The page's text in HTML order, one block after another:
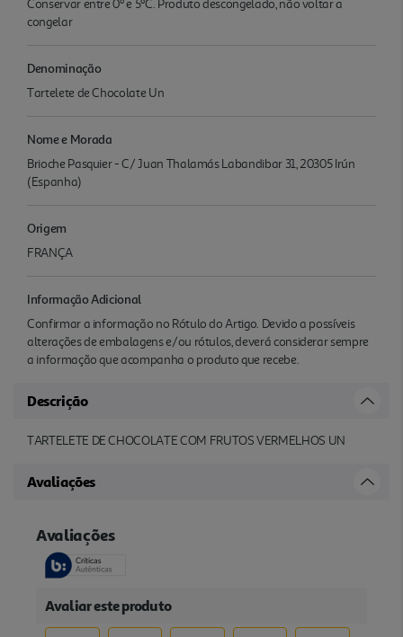
Conservar entre 0º e 5ºC. Produto descongelado, não voltar a
congelar
Denominação
Tartelete de Chocolate Un
Nome e Morada
Brioche Pasquier - C/ Juan Thalamás Labandibar 31, 20305 Irún
(Espanha)
Origem
FRANÇA
Informação Adicional
Confirmar a informação no Rótulo do Artigo. Devido a possíveis
alterações de embalagens e/ou rótulos, deverá considerar sempre
a informação que acompanha o produto que recebe.
Descrição
TARTELETE DE CHOCOLATE COM FRUTOS VERMELHOS UN
Avaliações